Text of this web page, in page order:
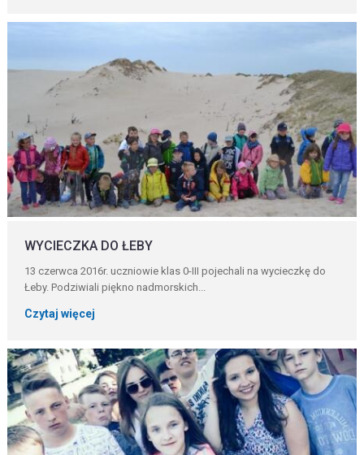
WYCIECZKA DO ŁEBY
13 czerwca 2016r. uczniowie klas 0-III pojechali na wycieczkę do
Łeby. Podziwiali piękno nadmorskich...
Czytaj więcej